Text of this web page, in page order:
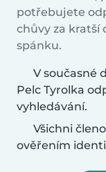
potřebujete
chůvy za kratší
spánku.
V současné
Pelc Tyrolka
vyhledávání.
Všichni
ověřením